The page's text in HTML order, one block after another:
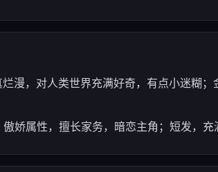
漫，对人类世界充满好奇，有点小迷糊
娇属性，擅长家务，暗恋主角；短发，充